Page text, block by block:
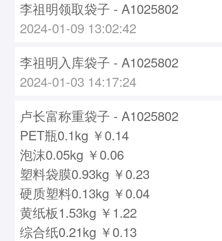
李祖明领取袋子 - A1025802
2024-01-09 13:02:42
李祖明入库袋子 - A1025802
2024-01-03 14:17:24
卢长富称重袋子 - A1025802
PET瓶0.1kg ￥0.14
泡沫0.05kg ￥0.06
塑料袋膜0.93kg ￥0.23
硬质塑料0.13kg ￥0.04
黄纸板1.53kg ￥1.22
综合纸0.21kg ￥0.13